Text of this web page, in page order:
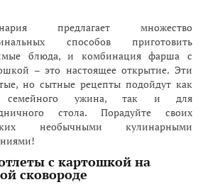
предлагает множество
способов приготовить
блюда, и комбинация фарша с
– это настоящее открытие. Эти
но сытные рецепты подойдут как
семейного ужина, так и для
стола. Порадуйте своих
необычными кулинарными
с картошкой на
сковороде